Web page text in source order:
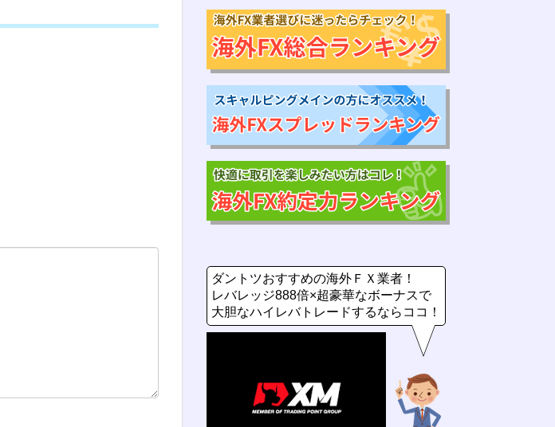
ダントツおすすめの海外ＦＸ業者！
レバレッジ888倍×超豪華なボーナスで
大胆なハイレバトレードするならココ！